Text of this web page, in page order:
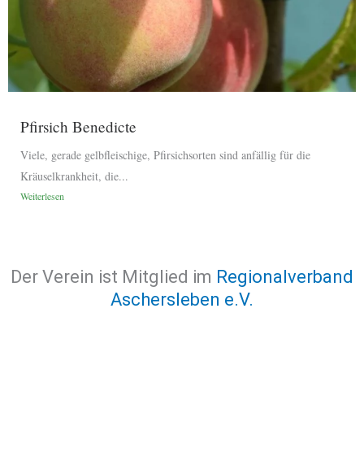
Pfirsich Benedicte
Viele, gerade gelbfleischige, Pfirsichsorten sind anfällig für die
Kräuselkrankheit, die...
Weiterlesen
Der Verein ist Mitglied im Regionalverband
Aschersleben e.V.